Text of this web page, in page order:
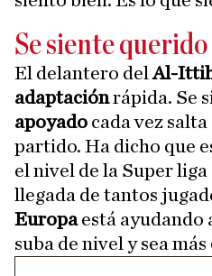
Se siente
El delantero delAl-
adaptaciónrápida. Se
apoyado cada vez
partido. Ha dicho que
el nivel de la Super liga
llegada de tantos
Europaestá ayudando
suba de nivel y sea más